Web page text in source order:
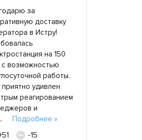
за
доставку
в Истру!
на 150
с возможностью
работы.
удивлен
реагированием
и
Подробнее »
-15